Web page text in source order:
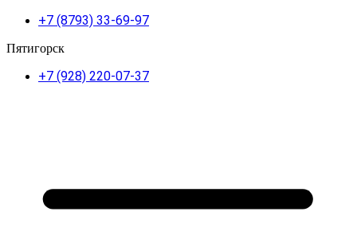
+7 (8793) 33-69-97
Пятигорск
+7 (928) 220-07-37